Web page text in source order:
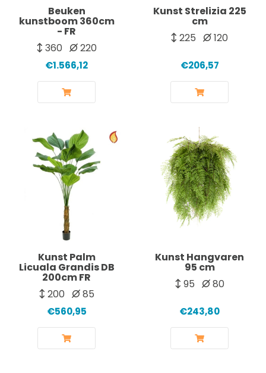
Beuken
kunstboom 360cm
- FR
360
220
€1.566,12
Kunst Strelizia 225
cm
225
120
€206,57
Kunst Palm
Licuala Grandis DB
200cm FR
200
85
€560,95
Kunst Hangvaren
95 cm
95
80
€243,80